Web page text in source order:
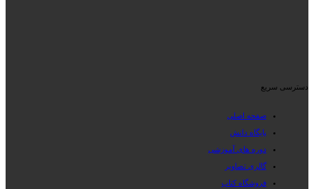
دسترسی سریع
صفحه اصلی
پایگاه دانش
دوره های آموزشی
گالری تصاویر
فروشگاه کتاب